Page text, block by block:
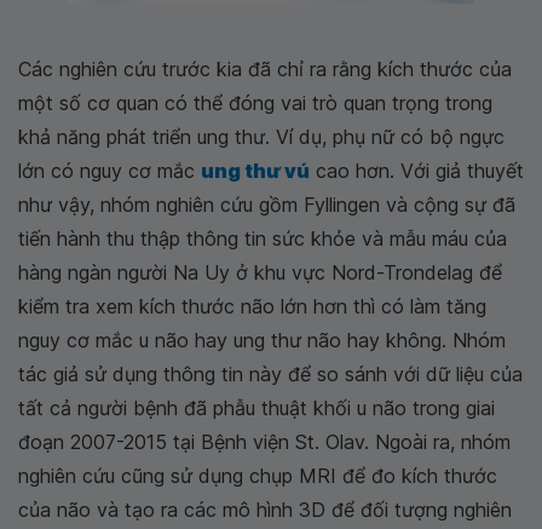
Các nghiên cứu trước kia đã chỉ ra rằng kích thước của
một số cơ quan có thể đóng vai trò quan trọng trong
khả năng phát triển ung thư. Ví dụ, phụ nữ có bộ ngực
lớn có nguy cơ mắc ung thư vú cao hơn. Với giả thuyết
như vậy, nhóm nghiên cứu gồm Fyllingen và cộng sự đã
tiến hành thu thập thông tin sức khỏe và mẫu máu của
hàng ngàn người Na Uy ở khu vực Nord-Trondelag để
kiểm tra xem kích thước não lớn hơn thì có làm tăng
nguy cơ mắc u não hay ung thư não hay không. Nhóm
tác giả sử dụng thông tin này để so sánh với dữ liệu của
tất cả người bệnh đã phẫu thuật khối u não trong giai
đoạn 2007-2015 tại Bệnh viện St. Olav. Ngoài ra, nhóm
nghiên cứu cũng sử dụng chụp MRI để đo kích thước
của não và tạo ra các mô hình 3D để đối tượng nghiên